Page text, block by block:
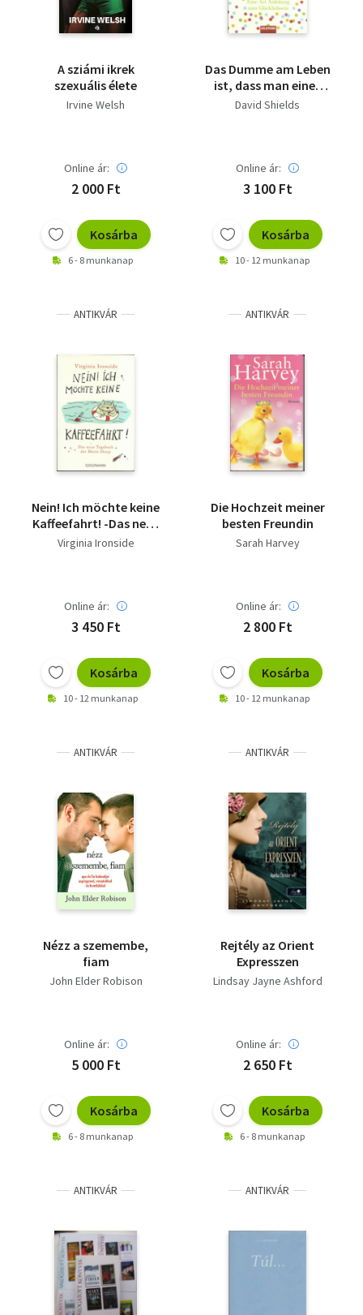
A sziámi ikrek
szexuális élete
Irvine Welsh
Online ár:
2 000 Ft
Kosárba
6 - 8 munkanap
Das Dumme am Leben
ist, dass man eines
Tages tot ist - (neu,
David Shields
Online ár:
3 100 Ft
Kosárba
10 - 12 munkanap
ANTIKVÁR
Nein! Ich möchte keine
Kaffeefahrt! -Das neue
Tagebuch der Marie
Virginia Ironside
Online ár:
3 450 Ft
Kosárba
10 - 12 munkanap
ANTIKVÁR
Die Hochzeit meiner
besten Freundin
Sarah Harvey
Online ár:
2 800 Ft
Kosárba
10 - 12 munkanap
ANTIKVÁR
Nézz a szemembe,
fiam
John Elder Robison
Online ár:
5 000 Ft
Kosárba
6 - 8 munkanap
ANTIKVÁR
Rejtély az Orient
Expresszen
Lindsay Jayne Ashford
Online ár:
2 650 Ft
Kosárba
6 - 8 munkanap
ANTIKVÁR ANTIKVÁR